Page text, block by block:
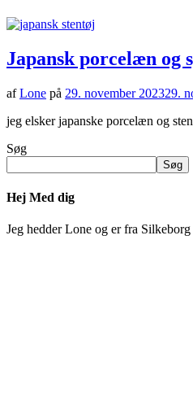
Japansk porcelæn og
afLone på 29. november 202329.
jeg elsker japanske porcelæn og
Søg
Søg
Hej Med dig
Jeg hedder Lone og er fra